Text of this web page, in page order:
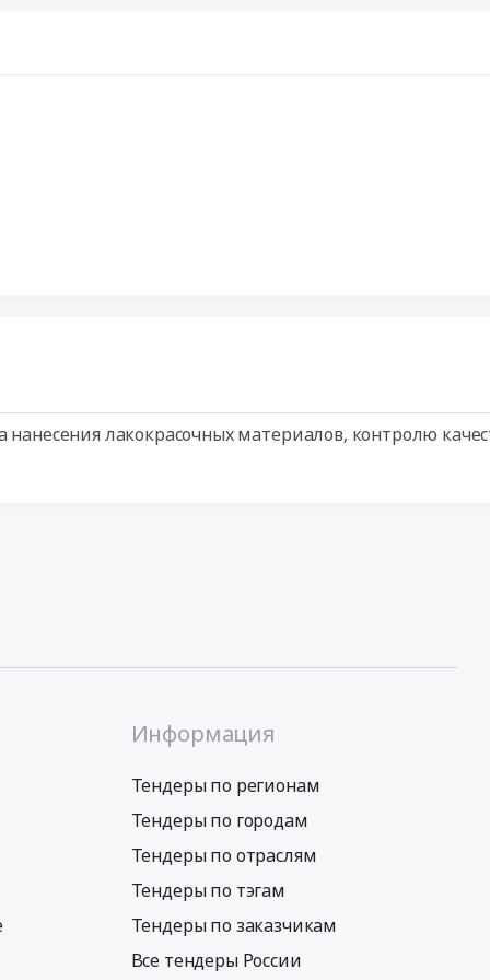
лакокрасочных материалов,
Информация
Тендеры по регионам
Тендеры по городам
Тендеры по отраслям
Тендеры по тэгам
Тендеры по заказчикам
Все тендеры России